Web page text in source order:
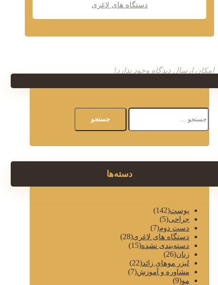
دستگاه های لاغری
امکان ارسال دیدگاه وجود ندارد!
جستجو
برای:
دسته‌ها
پوست(142)
جراحی(5)
دست دوم(7)
دستگاه های لاغری(28)
دسته‌بندی نشده(15)
زنان(26)
لیزر موهای زائد(22)
مشاوره و آموزش(7)
مو(9)